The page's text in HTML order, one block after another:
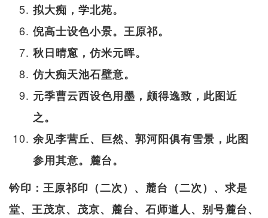
拟大痴，学北苑。
倪高士设色小景。王原祁。
秋日晴窻，仿米元晖。
仿大痴天池石壁意。
元季曹云西设色用墨，颇得逸致，此图近
之。
余见李营丘、巨然、郭河阳俱有雪景，此图
参用其意。麓台。
钤印：王原祁印（二次）、麓台（二次）、求是
堂、王茂京、茂京、麓台、石师道人、别号麓台、